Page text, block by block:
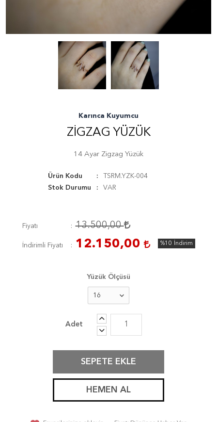
Karınca Kuyumcu
ZIGZAG YÜZÜK
14 Ayar Zigzag Yüzük
Ürün Kodu
TSRM.YZK-004
Stok Durumu
VAR
Fiyatı 13.500,00
İndirimli Fiyatı 12.150,00 %10 İndirim
Yüzük Ölçüsü
SEPETE EKLE
HEMEN AL